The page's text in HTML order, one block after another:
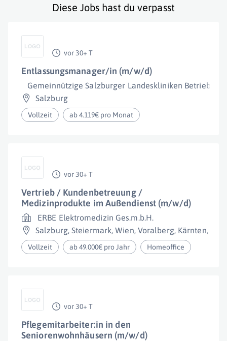
Diese Jobs hast du verpasst
vor 30+ T
Entlassungsmanager/in (m/w/d)
Gemeinnützige Salzburger Landeskliniken
Salzburg
Vollzeit ab 4.119€ pro Monat
vor 30+ T
Vertrieb / Kundenbetreuung /
Medizinprodukte im Außendienst (m/w/d)
ERBE Elektromedizin Ges.m.b.H.
Salzburg,Steiermark,Wien, Voralberg, Kärnten,
Vollzeit ab 49.000€ pro Jahr Homeoffice
vor 30+ T
Pflegemitarbeiter:in in den
Seniorenwohnhäusern (m/w/d)